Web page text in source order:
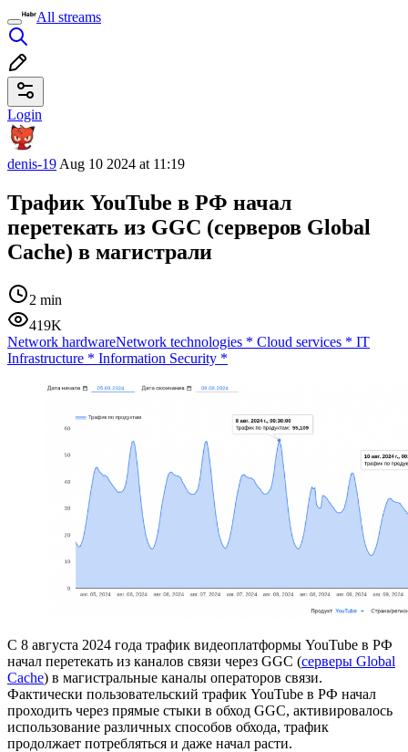
All streams
Login
denis-19 Aug 10 2024 at 11:19
Трафик YouTube в РФ начал
перетекать из GGC (серверов Global
Cache) в магистрали
2 min
419K
Network hardwareNetwork technologies * Cloud services * IT
Infrastructure * Information Security *
С 8 августа 2024 года трафик видеоплатформы YouTube в РФ
начал перетекать из каналов связи через GGC (серверы Global
Cache) в магистральные каналы операторов связи.
Фактически пользовательский трафик YouTube в РФ начал
проходить через прямые стыки в обход GGC, активировалось
использование различных способов обхода, трафик
продолжает потребляться и даже начал расти.